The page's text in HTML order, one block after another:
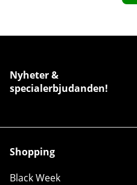
Nyheter &
specialerbjudanden!
Shopping
Black Week